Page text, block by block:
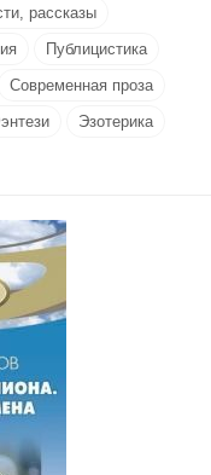
рассказы
Публицистика
Современная проза
Эзотерика